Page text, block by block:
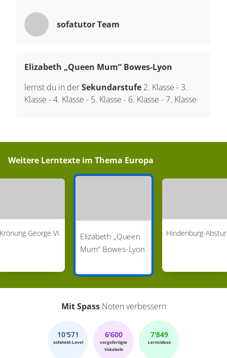
sofatutor Team
Elizabeth „Queen Mum“ Bowes-Lyon
lernst du in derSekundarstufe 2. Klasse - 3.
Klasse -4. Klasse - 5. Klasse - 6. Klasse -7. Klasse
Weitere Lerntexte im Thema Europa
Krönung George VI.
Elizabeth „Queen
Mum“ Bowes-Lyon
Hindenburg-
Mit SpassNoten verbessern
10'571
sofaheld-Level
6'600
vorgefertigte
Vokabeln
7'849
Lernvideos